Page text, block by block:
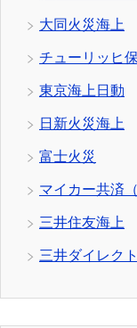
大同火災海上
チューリッヒ
東京海上日動
日新火災海上
富士火災
マイカー共済
三井住友海上
三井ダイレクト